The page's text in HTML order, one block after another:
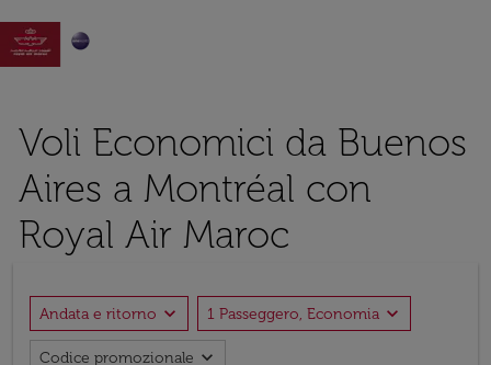

Voli Economici da Buenos
Aires a Montréal con
Royal Air Maroc
Andata e ritorno expand_more 1 Passeggero, Economia expand_more
Codice promozionale expand_more